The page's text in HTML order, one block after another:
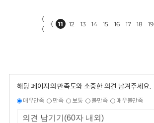
〈
〈
〈 11 12 13 14 15 16 17 18 19
해당 페이지의 만족도와 소중한 의견 남겨주세요.
매우만족 만족 보통 불만족 매우불만족